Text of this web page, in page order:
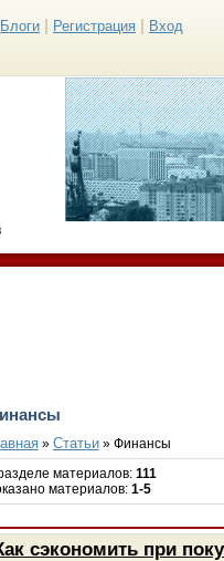
Блоги Регистрация Вход
» Статьи» Финансы
материалов: 111
материалов: 1-5
сэкономить при